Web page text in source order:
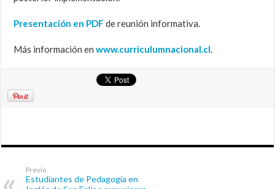
Presentación en PDF de reunión informativa.
Más información enwww.curriculumnacional.cl.
Previo
Estudiantes de Pedagogía en